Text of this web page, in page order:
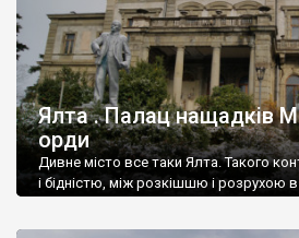
Ялта . Палац нащадків
орди
Дивне місто все таки Ялта. Такого
і бідністю, між розкішшю і розрухою в